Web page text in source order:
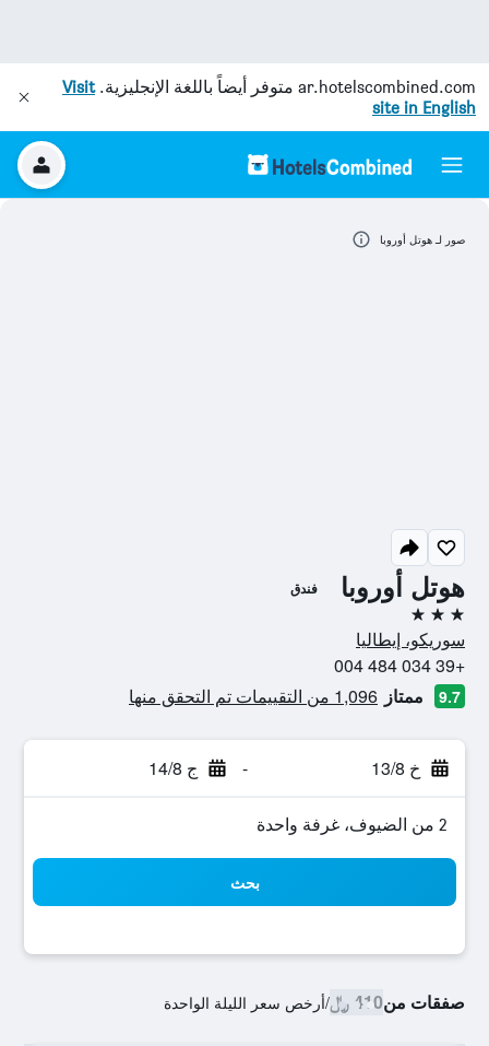
ar.hotelscombined.com متوفر أيضاً باللغة الإنجليزية.Visit
site in English
هوتل أوروبا فندق
3 نجوم
سوريكو، إيطاليا
+39 034 484 004
9.7 ممتاز 1,096 من التقييمات تم التحقق منها
خ 13/8 - ج 14/8
2 من الضيوف، غرفة واحدة
بحث
صفقات من410 ﷼ /أرخص سعر الليلة الواحدة
صور لـ هوتل أوروبا